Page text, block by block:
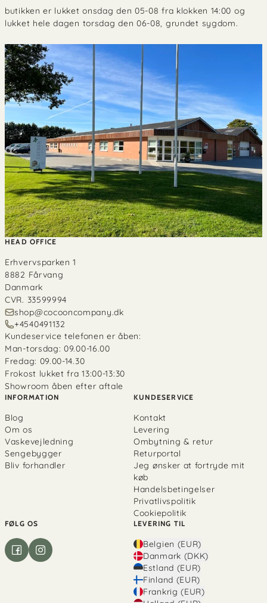
butikken er lukket onsdag den 05-08 fra klokken 14:00 og
lukket hele dagen torsdag den 06-08, grundet sygdom.
HEAD OFFICE
Erhvervsparken 1
8882 Fårvang
Danmark
CVR. 33599994
shop@cocooncompany.dk
+4540491132
Kundeservice telefonen er åben:
Man-torsdag: 09.00-16.00
Fredag: 09.00-14.30
Frokost lukket fra 13:00-13:30
Showroom åben efter aftale
INFORMATION
Blog
Om os
Vaskevejledning
Sengebygger
Bliv forhandler
KUNDESERVICE
Kontakt
Levering
Ombytning & retur
Returportal
Jeg ønsker at fortryde mit
køb
Handelsbetingelser
Privatlivspolitik
Cookiepolitik
FØLG OS LEVERING TIL
Belgien (EUR)
Danmark (DKK)
Estland (EUR)
Finland (EUR)
Frankrig (EUR)